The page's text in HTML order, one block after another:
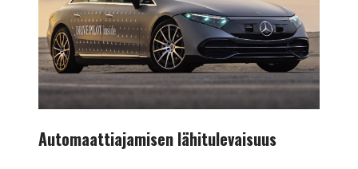
Automaattiajamisen lähitulevaisuus